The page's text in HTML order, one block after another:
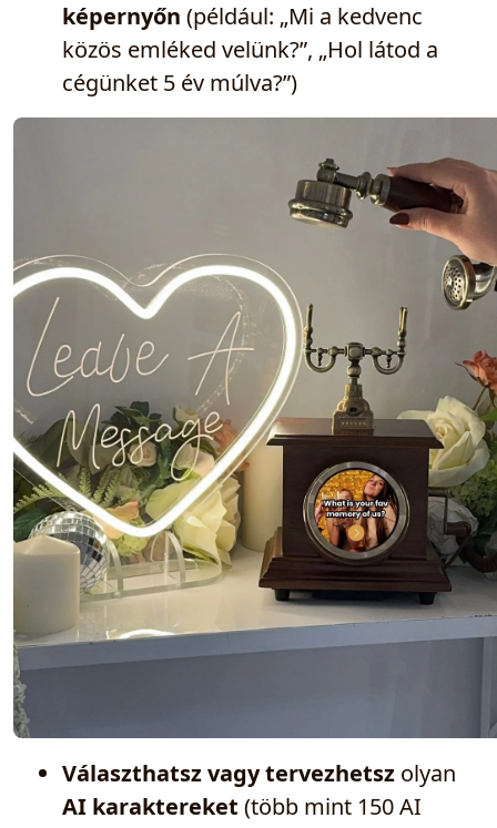
képernyőn (például: „Mi a kedvenc
közös emléked velünk?”, „Hol látod a
cégünket 5 év múlva?”)
Választhatsz vagy tervezhetsz olyan
AI karaktereket (több mint 150 AI